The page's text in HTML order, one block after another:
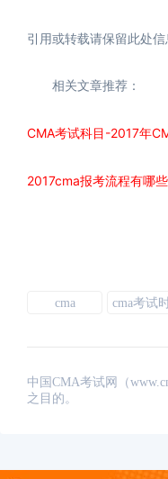
引用或转载请保留此处信
相关文章推荐：
CMA考试科目-2017年
2017cma报考流程有哪
cma cma考试
中国CMA考试网（
之目的。